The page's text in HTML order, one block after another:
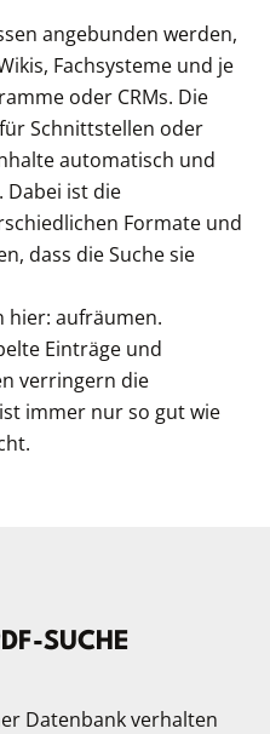
angebunden werden,
Fachsysteme und je
oder CRMs. Die
Schnittstellen oder
automatisch und
Dabei ist die
Formate und
dass die Suche sie
hier: aufräumen.
Einträge und
verringern die
immer nur so gut wie
SUCHE
Datenbank verhalten